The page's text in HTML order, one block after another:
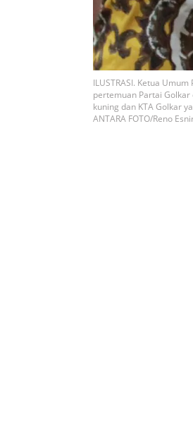
ILUSTRASI. Ketua
pertemuan Partai Golkar
kuning dan KTA Golkar
ANTARA FOTO/Reno